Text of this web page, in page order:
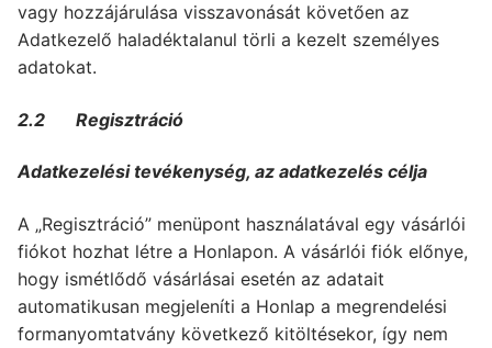
vagy hozzájárulása visszavonását követően az
Adatkezelő haladéktalanul törli a kezelt személyes
adatokat.
2.2 Regisztráció
Adatkezelési tevékenység, az adatkezelés célja
A „Regisztráció” menüpont használatával egy vásárlói
fiókot hozhat létre a Honlapon. A vásárlói fiók előnye,
hogy ismétlődő vásárlásai esetén az adatait
automatikusan megjeleníti a Honlap a megrendelési
formanyomtatvány következő kitöltésekor, így nem